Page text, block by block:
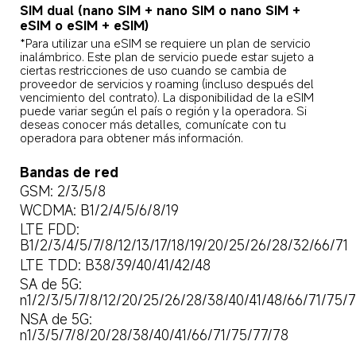
SIM dual (nano SIM + nano SIM o nano SIM +
eSIM o eSIM + eSIM)
*Para utilizar una eSIM se requiere un plan de servicio
inalámbrico. Este plan de servicio puede estar sujeto a
ciertas restricciones de uso cuando se cambia de
proveedor de servicios y roaming (incluso después del
vencimiento del contrato). La disponibilidad de la eSIM
puede variar según el país o región y la operadora. Si
deseas conocer más detalles, comunícate con tu
operadora para obtener más información.
Bandas de red
GSM: 2/3/5/8
WCDMA: B1/2/4/5/6/8/19
LTE FDD:
B1/2/3/4/5/7/8/12/13/17/18/19/20/25/26/28/32/66/71
LTE TDD: B38/39/40/41/42/48
SA de 5G:
n1/2/3/5/7/8/12/20/25/26/28/38/40/41/48/66/71/75/
NSA de 5G:
n1/3/5/7/8/20/28/38/40/41/66/71/75/77/78